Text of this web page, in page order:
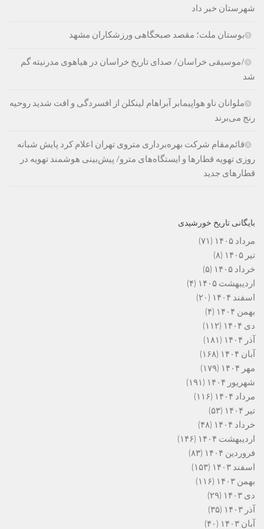
شهرستان خبر داد
بوستان ملت؛ مقصد صبحگاهی ورزشکاران مشهد
/موسیقی خراسان/ صدای تاریخ خراسان در هیاهوی مدرنیته گم
شد
ملوانان ناو هواپیمابر آبراهام لینکلن از افسردگی و افت شدید روحیه
رنج می‌برند
قائم‌مقام شرکت بهره‌برداری متروی تهران اعلام کرد پایش شبانه
روزی تهویه قطارها و ایستگاه‌های مترو/ پیش‌بینی هوشمند تهویه در
قطارهای جدید
بایگانی تاریخ خورشیدی
مرداد ۱۴۰۵
(۷۱)
تیر ۱۴۰۵
(۸)
خرداد ۱۴۰۵
(۵)
اردیبهشت ۱۴۰۵
(۴)
اسفند ۱۴۰۴
(۲۰)
بهمن ۱۴۰۴
(۴)
دی ۱۴۰۴
(۱۱۲)
آذر ۱۴۰۴
(۱۸۱)
آبان ۱۴۰۴
(۱۶۸)
مهر ۱۴۰۴
(۱۷۹)
شهریور ۱۴۰۴
(۱۹۱)
مرداد ۱۴۰۴
(۱۱۶)
تیر ۱۴۰۴
(۵۳)
خرداد ۱۴۰۴
(۴۸)
اردیبهشت ۱۴۰۴
(۱۴۶)
فروردین ۱۴۰۴
(۸۳)
اسفند ۱۴۰۳
(۱۵۳)
بهمن ۱۴۰۳
(۱۱۶)
دی ۱۴۰۳
(۲۹)
آذر ۱۴۰۳
(۳۵)
آبان ۱۴۰۳
(۴۰)